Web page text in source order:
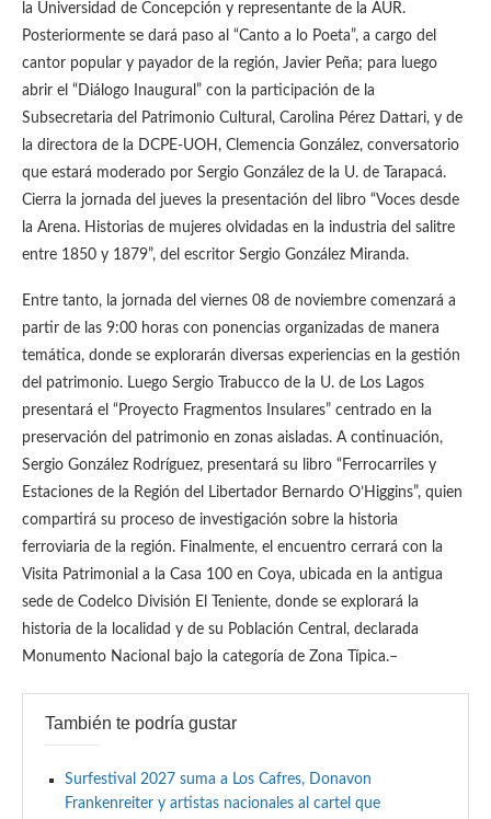
la Universidad de Concepción y representante de la AUR.
Posteriormente se dará paso al “Canto a lo Poeta”, a cargo del
cantor popular y payador de la región, Javier Peña; para luego
abrir el “Diálogo Inaugural” con la participación de la
Subsecretaria del Patrimonio Cultural, Carolina Pérez Dattari, y de
la directora de la DCPE-UOH, Clemencia González, conversatorio
que estará moderado por Sergio González de la U. de Tarapacá.
Cierra la jornada del jueves la presentación del libro “Voces desde
la Arena. Historias de mujeres olvidadas en la industria del salitre
entre 1850 y 1879”, del escritor Sergio González Miranda.
Entre tanto, la jornada del viernes 08 de noviembre comenzará a
partir de las 9:00 horas con ponencias organizadas de manera
temática, donde se explorarán diversas experiencias en la gestión
del patrimonio. Luego Sergio Trabucco de la U. de Los Lagos
presentará el “Proyecto Fragmentos Insulares” centrado en la
preservación del patrimonio en zonas aisladas. A continuación,
Sergio González Rodríguez, presentará su libro “Ferrocarriles y
Estaciones de la Región del Libertador Bernardo O’Higgins”, quien
compartirá su proceso de investigación sobre la historia
ferroviaria de la región. Finalmente, el encuentro cerrará con la
Visita Patrimonial a la Casa 100 en Coya, ubicada en la antigua
sede de Codelco División El Teniente, donde se explorará la
historia de la localidad y de su Población Central, declarada
Monumento Nacional bajo la categoría de Zona Típica.–
También te podría gustar
Surfestival 2027 suma a Los Cafres, Donavon
Frankenreiter y artistas nacionales al cartel que